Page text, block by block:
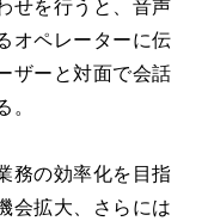
オペレーターに伝
ザーと対面で会話
務の効率化を目指
会拡大、さらには